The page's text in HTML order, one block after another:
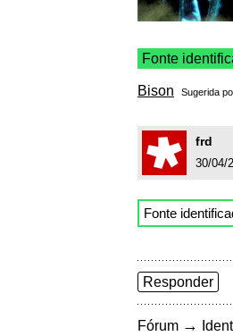
Fonte
Bison Sugerida
frd
30/04/
Fonte
Responder
Fórum →